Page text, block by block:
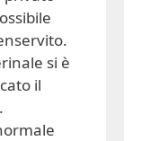
si è
il